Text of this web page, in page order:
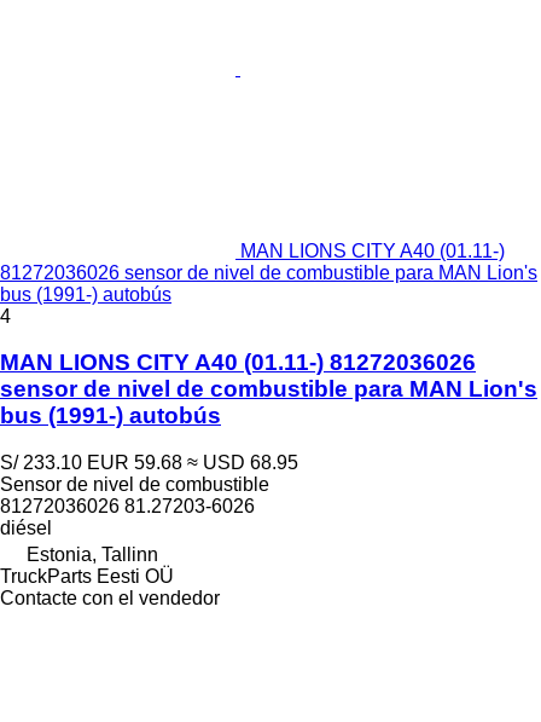
MAN LIONS CITY A40 (01.11-)
81272036026 sensor de nivel de combustible para MAN Lion's
bus (1991-) autobús
4
MAN LIONS CITY A40 (01.11-) 81272036026
sensor de nivel de combustible para MAN Lion's
bus (1991-) autobús
S/ 233.10 EUR 59.68 ≈ USD 68.95
Sensor de nivel de combustible
81272036026 81.27203-6026
diésel
Estonia, Tallinn
TruckParts Eesti OÜ
Contacte con el vendedor